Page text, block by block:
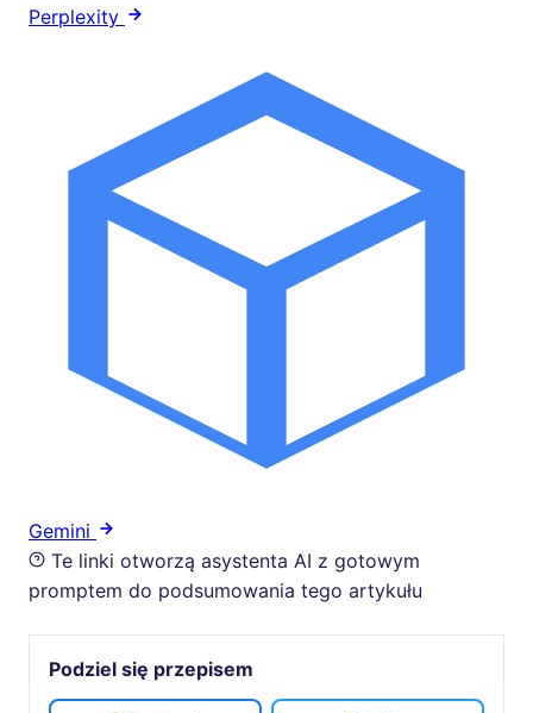
Perplexity
Gemini
Te linki otworzą asystenta AI z gotowym
promptem do podsumowania tego artykułu
Podziel się przepisem